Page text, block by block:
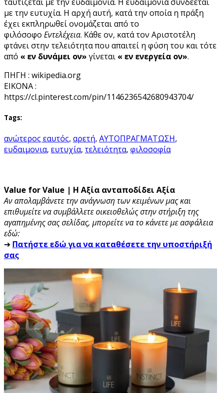
με την ευτυχία. Η αρχή αυτή, κατά την οποία η πράξη
έχει εκπληρωθεί ονομάζεται από το
φιλόσοφο Εντελέχεια. Κάθε ον, κατά τον Αριστοτέλη
φτάνει στην τελειότητα που απαιτεί η φύση του και τότε
από « εν δυνάμει ον» γίνεται « εν ενεργεία ον».
ΠΗΓΗ : wikipedia.org
EIKONA :
https://cl.pinterest.com/pin/1146236542680943704/
Tags:
ανώτερος εαυτός, αρετή, ΑΥΤΟΠΡΑΓΜΑΤΩΣΗ,
ευδαιμονια, ευτυχία, τελειότητα, φιλοσοφία
Value for Value | Η Αξία ανταποδίδει Αξία
Αν απολαμβάνετε την ανάγνωση των κειμένων μας και
επιθυμείτε να συμβάλλετε οικειοθελώς στην στήριξη της
αγαπημένης σας σελίδας, μπορείτε να το κάνετε με ασφάλεια
εδώ:
➔ Πατήστε εδώ για να καταθέσετε την υποστήριξή
σας